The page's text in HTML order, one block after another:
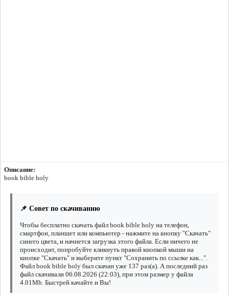
Описание:
book bible holy
📌 Совет по скачиванию
Чтобы бесплатно скачать файл book bible holy на телефон,
смартфон, планшет или компьютер - нажмите на кнопку "Скачать"
синего цвета, и начнется загрузка этого файла. Если ничего не
происходит, попробуйте кликнуть правой кнопкой мыши на
кнопке "Скачать" и выберите пункт "Сохранить по ссылке как...".
Файл book bible holy был скачан уже 137 раз(а). А последний раз
файл скачивали 06.08.2026 (22:03), при этом размер у файла
4.01Mb. Быстрей качайте и Вы!